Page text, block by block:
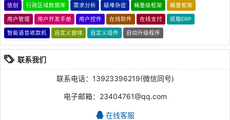
信创 行政区域数据库 需求分析 疑难杂症 蝇量级框架 蝇量框架
用户管理 用户开发手册 用户控件 在线软件 在线支付 纸箱ERP
智能语音收款机 自定义窗体 自定义组件 自动升级程序
联系我们
联系电话：13923396219(微信同号)
电子邮箱：23404761@qq.com
在线客服